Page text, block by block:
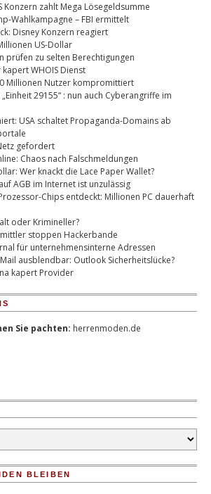
Konzern zahlt Mega Lösegeldsumme
Wahlkampagne – FBI ermittelt
Disney Konzern reagiert
US-Dollar
prüfen zu selten Berechtigungen
WHOIS Dienst
Millionen Nutzer kompromittiert
29155“ : nun auch Cyberangriffe im
USA schaltet Propaganda-Domains ab
gefordert
Chaos nach Falschmeldungen
Wer knackt die Lace Paper Wallet?
AGB im Internet ist unzulässig
Chips entdeckt: Millionen PC dauerhaft
oder Krimineller?
stoppen Hackerbande
für unternehmensinterne Adressen
ausblendbar: Outlook Sicherheitslücke?
kapert Provider
Sie pachten: herrenmoden.de
BLEIBEN